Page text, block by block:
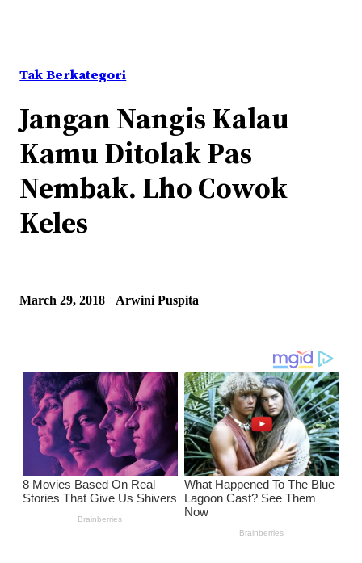
Tak Berkategori
Jangan Nangis Kalau
Kamu Ditolak Pas
Nembak. Lho Cowok
Keles
March 29, 2018 Arwini Puspita